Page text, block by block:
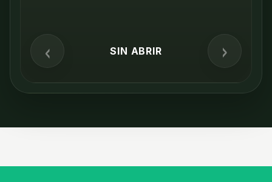
‹ SIN ABRIR ›